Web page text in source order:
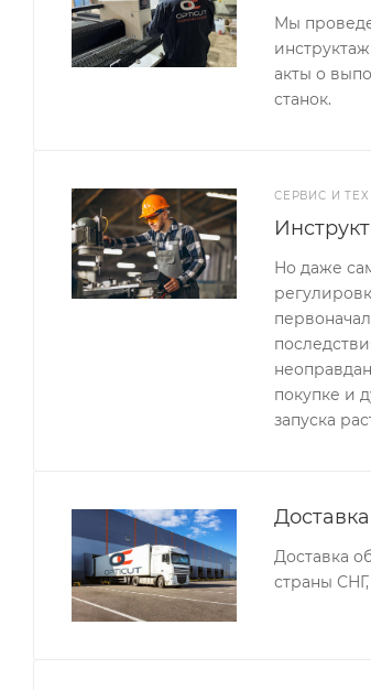
Мы
акты о
станок.
СЕРВИС И
Но даже
покупке и
запуска
Доставка
Доставка
страны